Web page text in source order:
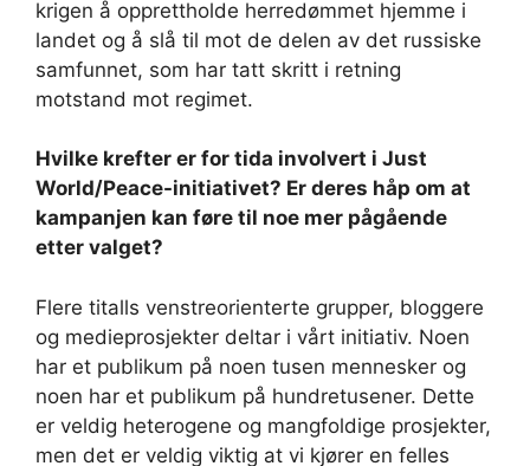
krigen å opprettholde herredømmet hjemme i
landet og å slå til mot de delen av det russiske
samfunnet, som har tatt skritt i retning
motstand mot regimet.
Hvilke krefter er for tida involvert i Just
World/Peace-initiativet? Er deres håp om at
kampanjen kan føre til noe mer pågående
etter valget?
Flere titalls venstreorienterte grupper, bloggere
og medieprosjekter deltar i vårt initiativ. Noen
har et publikum på noen tusen mennesker og
noen har et publikum på hundretusener. Dette
er veldig heterogene og mangfoldige prosjekter,
men det er veldig viktig at vi kjører en felles